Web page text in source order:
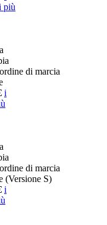
più
di marcia
i
di marcia
(Versione S)
i